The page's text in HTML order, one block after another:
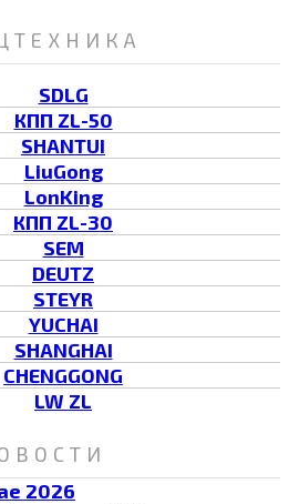
SDLG
КПП ZL-50
SHANTUI
LiuGong
LonKing
КПП ZL-30
SEM
DEUTZ
STEYR
YUCHAI
SHANGHAI
CHENGGONG
LW ZL
2026